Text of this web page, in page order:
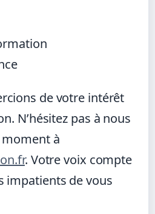
de votre intérêt
N’hésitez pas à nous
à
. Votre voix compte
impatients de vous